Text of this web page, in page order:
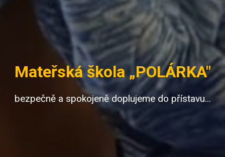
Mateřská škola „POLÁRKA"
bezpečně a spokojeně doplujeme do přístavu...